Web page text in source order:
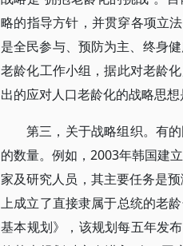
略的指导方针，并贯穿各项立
是全民参与、预防为主、终身
老龄化工作小组，据此对老龄
出的应对人口老龄化的战略思想
第三，关于战略组织。有
的数量。例如，2003年韩国建
家及研究人员，其主要任务是
上成立了直接隶属于总统的老
基本规划》，该规划每五年发